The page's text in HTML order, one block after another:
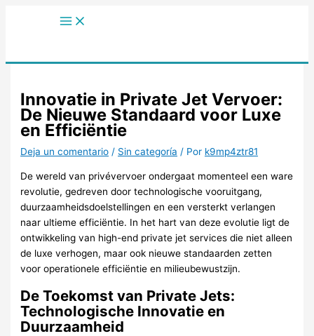
Innovatie in Private Jet Vervoer:
De Nieuwe Standaard voor Luxe
en Efficiëntie
Deja un comentario / Sin categoría / Por k9mp4ztr81
De wereld van privévervoer ondergaat momenteel een ware
revolutie, gedreven door technologische vooruitgang,
duurzaamheidsdoelstellingen en een versterkt verlangen
naar ultieme efficiëntie. In het hart van deze evolutie ligt de
ontwikkeling van high-end private jet services die niet alleen
de luxe verhogen, maar ook nieuwe standaarden zetten
voor operationele efficiëntie en milieubewustzijn.
De Toekomst van Private Jets:
Technologische Innovatie en
Duurzaamheid